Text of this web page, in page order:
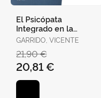
El Psicópata
Integrado en la
Familia, la Empresa y
la Política
GARRIDO, VICENTE
21,90 €
20,81 €